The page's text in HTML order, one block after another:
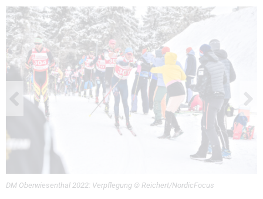
DM Oberwiesenthal 2022: Verpflegung © Reichert/NordicFocus